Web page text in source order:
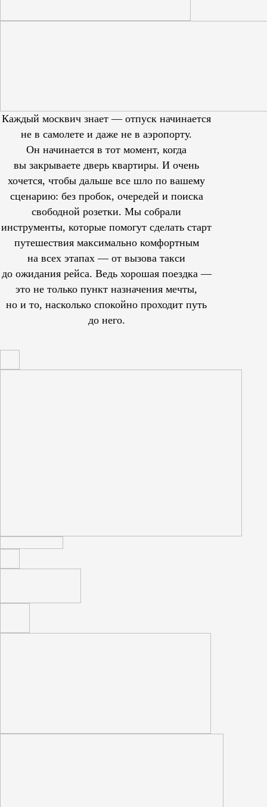
Каждый москвич знает — отпуск начинается
не в самолете и даже не в аэропорту.
Он начинается в тот момент, когда
вы закрываете дверь квартиры. И очень
хочется, чтобы дальше все шло по вашему
сценарию: без пробок, очередей и поиска
свободной розетки. Мы собрали
инструменты, которые помогут сделать старт
путешествия максимально комфортным
на всех этапах — от вызова такси
до ожидания рейса. Ведь хорошая поездка —
это не только пункт назначения мечты,
но и то, насколько спокойно проходит путь
до него.